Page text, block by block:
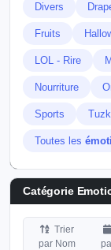
Divers
Fruits
LOL - Rire
Nourriture
Sports
Toutes les
Catégorie
Trier
par Nom